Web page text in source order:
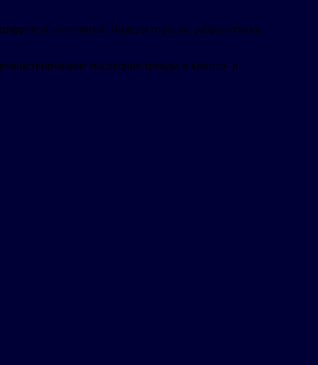
экономики. Лидеры отрасли, разработчики,
последние тренды в крипто- и